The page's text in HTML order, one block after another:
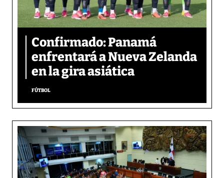
Confirmado: Panamá
enfrentará a Nueva Zelanda
en la gira asiática
FÚTBOL